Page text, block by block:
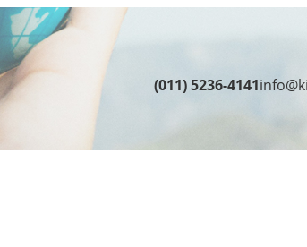
(011) 5236-4141